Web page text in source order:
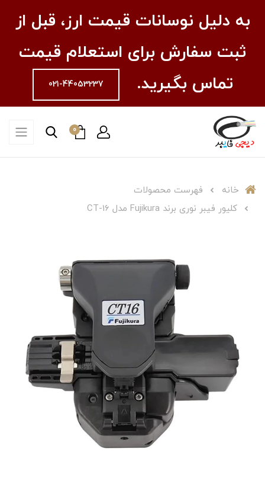
به دلیل نوسانات قیمت ارز، قبل از
ثبت سفارش برای استعلام قیمت
تماس بگیرید.
021-44053237
0
خانه
فهرست محصولات
کلیور فیبر نوری برند Fujikura مدل CT-16